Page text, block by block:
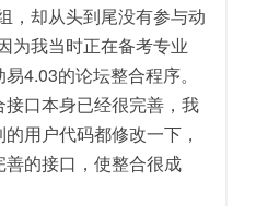
，却从头到尾没有参与动
为我当时正在备考专业
4.03的论坛整合程序。
口本身已经很完善，我
用户代码都修改一下，
的接口，使整合很成